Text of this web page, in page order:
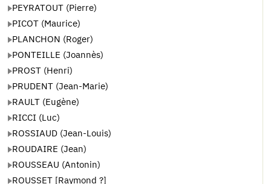
PEYRATOUT (Pierre)
PICOT (Maurice)
PLANCHON (Roger)
PONTEILLE (Joannès)
PROST (Henri)
PRUDENT (Jean-Marie)
RAULT (Eugène)
RICCI (Luc)
ROSSIAUD (Jean-Louis)
ROUDAIRE (Jean)
ROUSSEAU (Antonin)
ROUSSET [Raymond ?]